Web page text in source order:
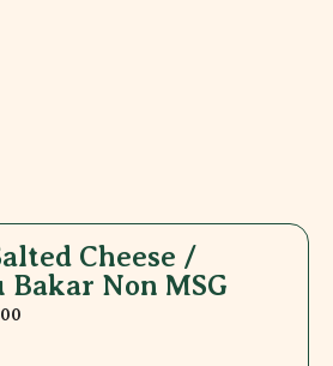
Cheese /
Non MSG